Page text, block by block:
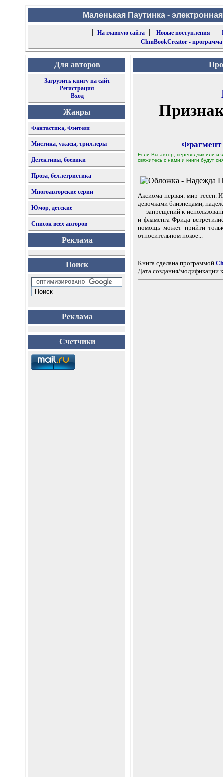
Маленькая Паутинка -
|
На главную сайта| Новые поступления |
| ChmBookCreator -
Для авторов
Загрузить книгу на сайт
Регистрация
Вход
Жанры
Фантастика, Фэнтези
Мистика, ужасы, триллеры
Детективы, боевики
Проза, беллетристика
Многоавторские серии
Юмор, детские
Список всех авторов
Реклама
Поиск
Реклама
Счетчики
Фрагмент
Если Вы автор, переводчик или
свяжитесь с нами и книги будут
Аксиома первая: мир тесен.
девочками близнецами,
— запрещений к
и фламенга Фрида
помощь может прийти
относительном покое...
Книга сделана программой
Дата создания/модификации